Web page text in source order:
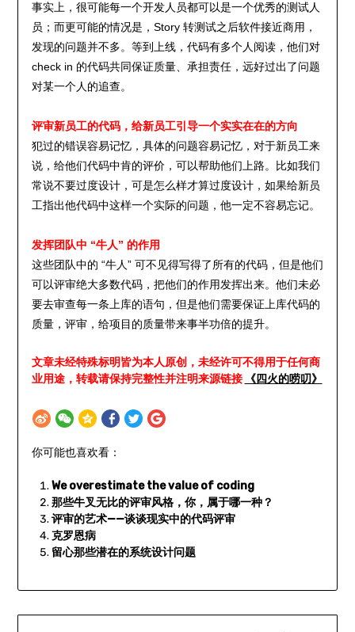
事实上，很可能每一个开发人员都可以是一个优秀的测试人
员；而更可能的情况是，Story 转测试之后软件接近商用，
发现的问题并不多。等到上线，代码有多个人阅读，他们对
check in 的代码共同保证质量、承担责任，远好过出了问题
对某一个人的追查。
评审新员工的代码，给新员工引导一个实实在在的方向
犯过的错误容易记忆，具体的问题容易记忆，对于新员工来
说，给他们代码中肯的评价，可以帮助他们上路。比如我们
常说不要过度设计，可是怎么样才算过度设计，如果给新员
工指出他代码中这样一个实际的问题，他一定不容易忘记。
发挥团队中 “牛人” 的作用
这些团队中的 “牛人” 可不见得写得了所有的代码，但是他们
可以评审绝大多数代码，把他们的作用发挥出来。他们未必
要去审查每一条上库的语句，但是他们需要保证上库代码的
质量，评审，给项目的质量带来事半功倍的提升。
文章未经特殊标明皆为本人原创，未经许可不得用于任何商
业用途，转载请保持完整性并注明来源链接
《四火的唠叨》
你可能也喜欢看：
We overestimate the value of coding
那些牛叉无比的评审风格，你，属于哪一种？
评审的艺术——谈谈现实中的代码评审
克罗恩病
留心那些潜在的系统设计问题